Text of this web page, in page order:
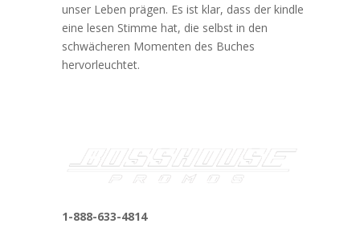
unser Leben prägen. Es ist klar, dass der kindle
eine lesen Stimme hat, die selbst in den
schwächeren Momenten des Buches
hervorleuchtet.
1-888-633-4814